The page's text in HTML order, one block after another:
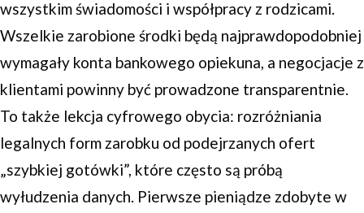
wszystkim świadomości i współpracy z rodzicami.
Wszelkie zarobione środki będą najprawdopodobniej
wymagały konta bankowego opiekuna, a negocjacje z
klientami powinny być prowadzone transparentnie.
To także lekcja cyfrowego obycia: rozróżniania
legalnych form zarobku od podejrzanych ofert
„szybkiej gotówki”, które często są próbą
wyłudzenia danych. Pierwsze pieniądze zdobyte w